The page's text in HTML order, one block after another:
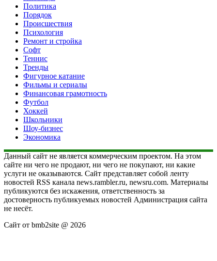
Политика
Порядок
Происшествия
Психология
Ремонт и стройка
Софт
Теннис
Тренды
Фигурное катание
Фильмы и сериалы
Финансовая грамотность
Футбол
Хоккей
Школьники
Шоу-бизнес
Экономика
Данный сайт не является коммерческим проектом. На этом
сайте ни чего не продают, ни чего не покупают, ни какие
услуги не оказываются. Сайт представляет собой ленту
новостей RSS канала news.rambler.ru, newsru.com. Материалы
публикуются без искажения, ответственность за
достоверность публикуемых новостей Администрация сайта
не несёт.
Сайт от bmb2site @ 2026